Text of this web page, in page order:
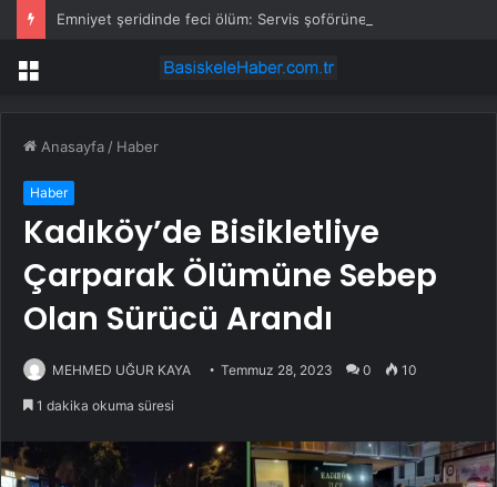
Menü
Anasayfa / Haber
Haber
Kadıköy’de Bisikletliye
Çarparak Ölümüne Sebep
Olan Sürücü Arandı
MEHMED UĞUR KAYA Temmuz 28, 2023 0 10
1 dakika okuma süresi